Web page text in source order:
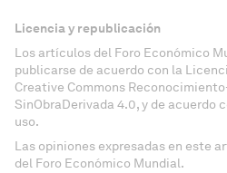
Licencia y republicación
Los artículos del Foro Económico
publicarse de acuerdo con la
Creative Commons
SinObraDerivada 4.0, y de acuerdo
uso.
Las opiniones expresadas en este
del Foro Económico Mundial.